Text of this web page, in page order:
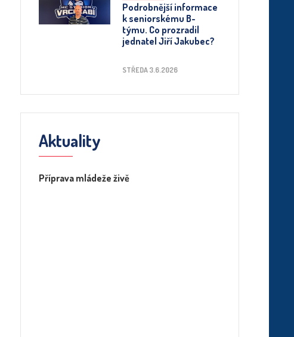
Podrobnější informace
k seniorskému B-
týmu. Co prozradil
jednatel Jiří Jakubec?
STŘEDA 3.6.2026
Aktuality
Příprava mládeže živě